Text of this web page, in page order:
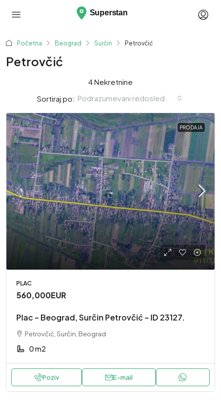
Početna Beograd Surčin Petrovčić
Petrovčić
4 Nekretnine
Sortiraj po: Podrazumevani redosled
PRODAJA
PLAC
560,000EUR
Plac – Beograd, Surčin Petrovčić – ID 23127.
Petrovčić, Surčin, Beograd
0 m2
Poziv E-mail